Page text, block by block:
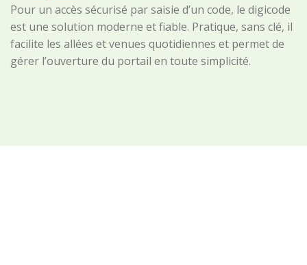
Pour un accès sécurisé par saisie d’un code, le digicode
est une solution moderne et fiable. Pratique, sans clé, il
facilite les allées et venues quotidiennes et permet de
gérer l’ouverture du portail en toute simplicité.